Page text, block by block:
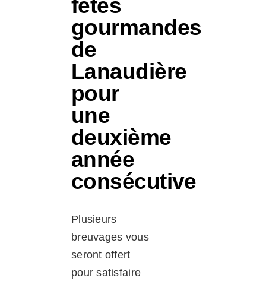
fêtes
gourmandes
de
Lanaudière
pour
une
deuxième
année
consécutive
Plusieurs
breuvages vous
seront offert
pour satisfaire